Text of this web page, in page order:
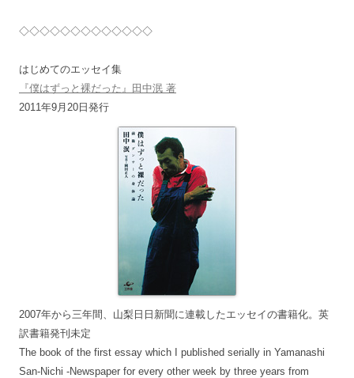
◇◇◇◇◇◇◇◇◇◇◇◇◇
はじめてのエッセイ集
『僕はずっと裸だった』田中泯 著
2011年9月20日発行
2007年から三年間、山梨日日新聞に連載したエッセイの書籍化。英
訳書籍発刊未定
The book of the first essay which I published serially in Yamanashi
San-Nichi -Newspaper for every other week by three years from